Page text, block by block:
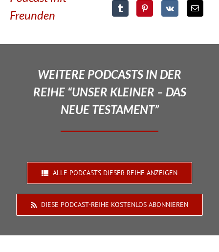
Freunden
WEITERE PODCASTS IN DER
REIHE “UNSER KLEINER – DAS
NEUE TESTAMENT”
ALLE PODCASTS DIESER REIHE ANZEIGEN
DIESE PODCAST-REIHE KOSTENLOS ABONNIEREN